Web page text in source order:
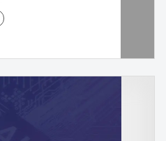
します。